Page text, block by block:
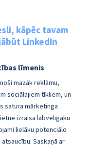
kāpēc tavam
LinkedIn
līmenis
mazāk reklāmu,
sociālajiem tīkliem, un
satura mārketinga
izraisa labvēlīgāku
lielāku potenciālo
Saskaņā ar